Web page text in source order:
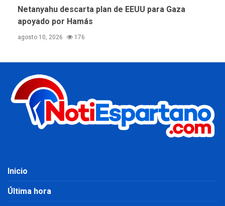
Netanyahu descarta plan de EEUU para Gaza
apoyado por Hamás
agosto 10, 2026 176
Inicio
Última hora